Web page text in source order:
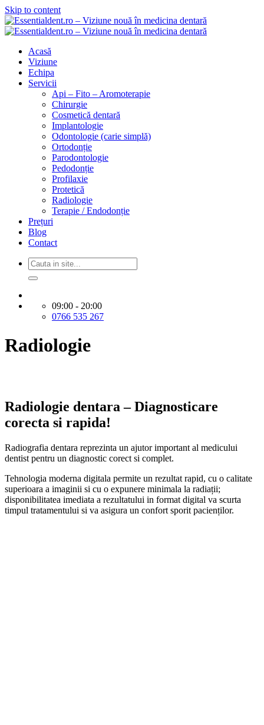
Skip to content
Acasă
Viziune
Echipa
Servicii
Api – Fito – Aromoterapie
Chirurgie
Cosmetică dentară
Implantologie
Odontologie (carie simplă)
Ortodonție
Parodontologie
Pedodonție
Profilaxie
Protetică
Radiologie
Terapie / Endodonție
Prețuri
Blog
Contact
09:00 - 20:00
0766 535 267
Radiologie
Radiologie dentara – Diagnosticare
corecta si rapida!
Radiografia dentara reprezinta un ajutor important al medicului
dentist pentru un diagnostic corect si complet.
Tehnologia moderna digitala permite un rezultat rapid, cu o calitate
superioara a imaginii si cu o expunere minimala la radiații;
disponibilitatea imediata a rezultatului in format digital va scurta
timpul tratamentului si va asigura un confort sporit pacienților.